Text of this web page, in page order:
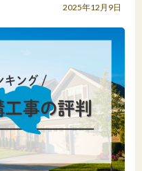
2025年12月9日